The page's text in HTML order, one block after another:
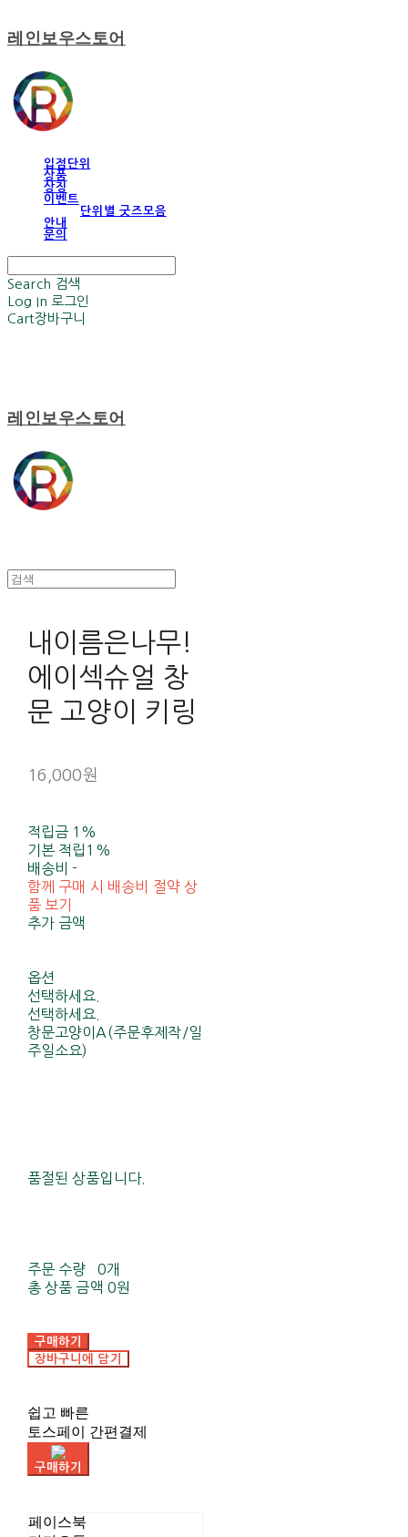
레인보우스토어
입점단위
상품
상징
이벤트
단위별 굿즈모음
안내
문의
Search 검색
Log In 로그인
Cart장바구니
레인보우스토어
내이름은나무!
에이섹슈얼 창
문 고양이 키링
16,000원
적립금 1%
기본 적립 1%
배송비-
함께 구매 시 배송비 절약 상
품 보기
추가 금액
옵션
선택하세요.
선택하세요.
창문고양이A(주문후제작/일
주일소요)
품절된 상품입니다.
주문 수량
0개
총 상품 금액 0원
구매하기
장바구니에 담기
쉽고 빠른
토스페이 간편결제
구매하기
페이스북